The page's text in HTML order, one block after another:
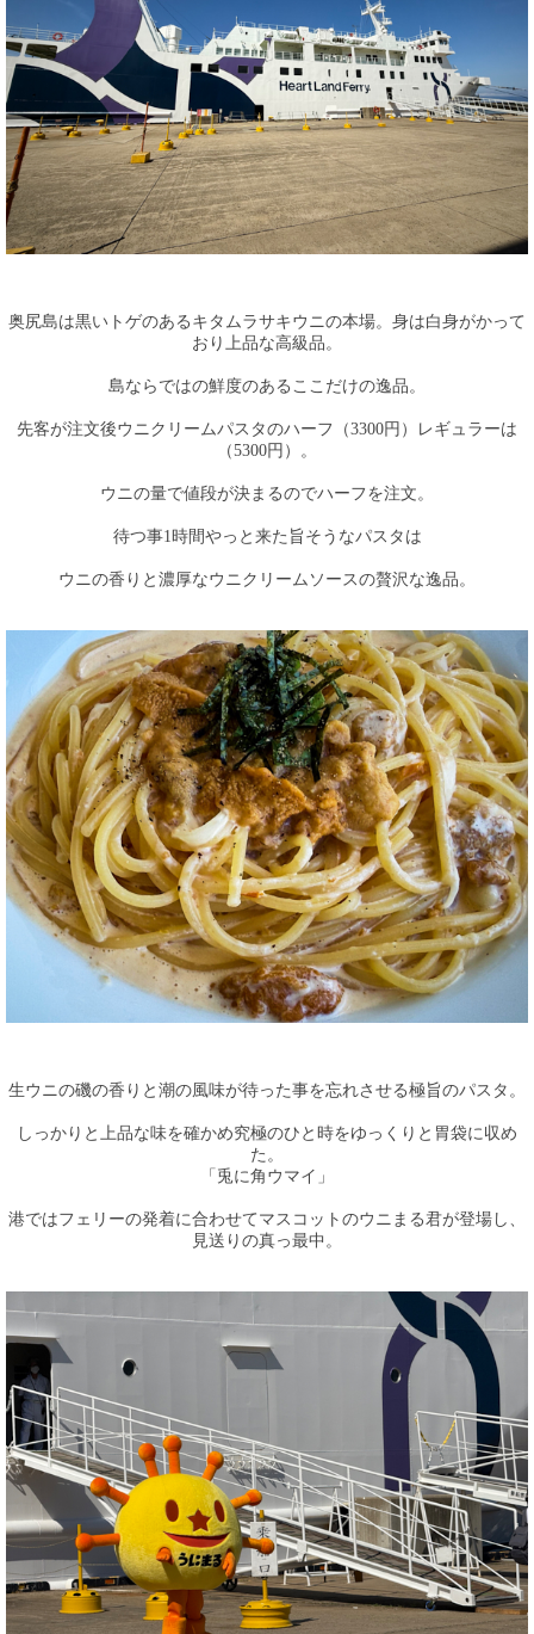
奥尻島は黒いトゲのあるキタムラサキウニの本場。身は白身がかって
おり上品な高級品。
島ならではの鮮度のあるここだけの逸品。
先客が注文後ウニクリームパスタのハーフ（3300円）レギュラーは
（5300円）。
ウニの量で値段が決まるのでハーフを注文。
待つ事1時間やっと来た旨そうなパスタは
ウニの香りと濃厚なウニクリームソースの贅沢な逸品。
生ウニの磯の香りと潮の風味が待った事を忘れさせる極旨のパスタ。
しっかりと上品な味を確かめ究極のひと時をゆっくりと胃袋に収め
た。
「兎に角ウマイ」
港ではフェリーの発着に合わせてマスコットのウニまる君が登場し、
見送りの真っ最中。